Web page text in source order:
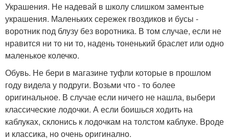
Украшения. Не надевай в школу слишком заментые
украшения. Маленьких сережек гвоздиков и бусы -
воротник под блузу без воротника. В том случае, если не
нравится ни то ни то, надень тоненький браслет или одно
маленькое колечко.
Обувь. Не бери в магазине туфли которые в прошлом
году видела у подруги. Возьми что - то более
оригинальное. В случае если ничего не нашла, выбери
классические лодочки. А если боишься ходить на
каблуках, склонись к лодочкам на толстом каблуке. Вроде
и классика, но очень оригинално.